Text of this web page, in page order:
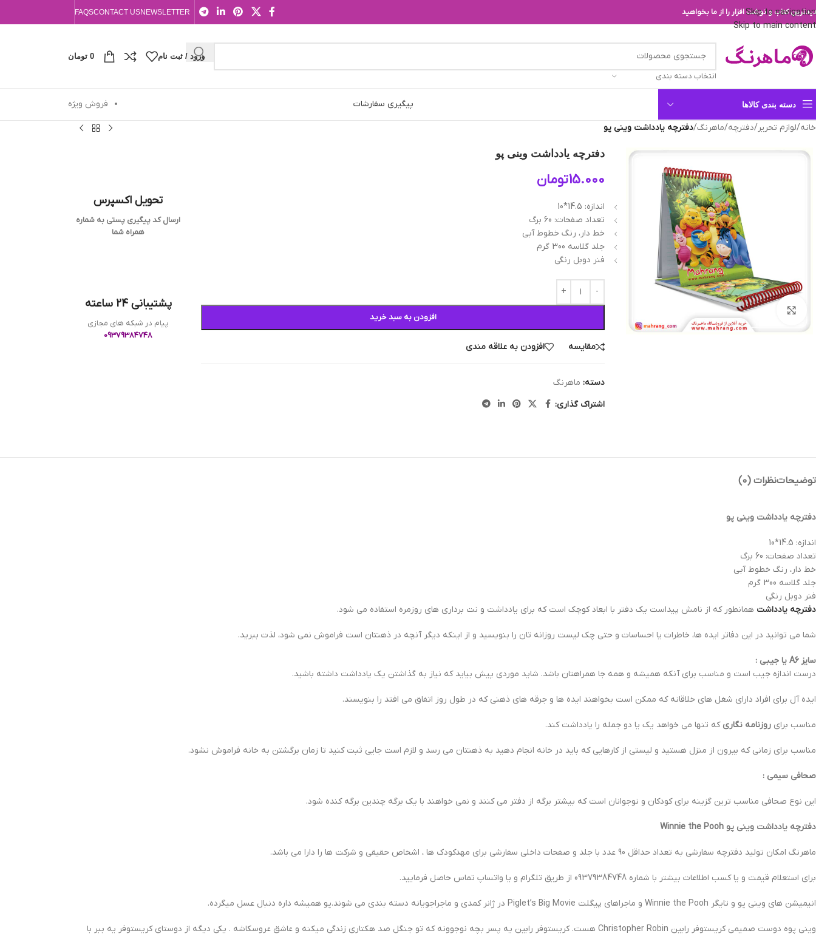
Skip to navigation
Skip to main content
کتاب و نوشت افزار را از ما بخواهید NEWSLETTER
CONTACT US
FAQS
انتخاب دسته بندی
ورود / ثبت نام 0 تومان
دسته بندی کالاها پیگیری سفارشات فروش ویژه
خانه/لوازم تحریر/دفترچه/ماهرنگ/دفترچه یادداشت وینی پو
بزرگنمایی تصویر
دفترچه یادداشت وینی پو
15.000تومان
اندازه: 14.5*10
تعداد صفحات: 60 برگ
خط دار، رنگ خطوط آبی
جلد گلاسه 300 گرم
فنر دوبل رنگی
افزودن به سبد خرید
مقایسه افزودن به علاقه مندی
دسته: ماهرنگ
اشتراک گذاری:
تحویل اکسپرس
ارسال کد پیگیری پستی به شماره
همراه شما
پشتیبانی 24 ساعته
پیام در شبکه های مجازی
09379384748
توضیحاتنظرات (0)
دفترچه یادداشت وینی پو
اندازه: 14.5*10
تعداد صفحات: 60 برگ
خط دار، رنگ خطوط آبی
جلد گلاسه 300 گرم
فنر دوبل رنگی
دفترچه یادداشت همانطور که از نامش پیداست یک دفتر با ابعاد کوچک است که برای یادداشت و نت برداری های روزمره استفاده می شود.
شما می توانید در این دفاتر ایده ها، خاطرات یا احساسات و حتی چک لیست روزانه تان را بنویسید و از اینکه دیگر آنچه در ذهنتان است فراموش نمی شود، لذت ببرید.
سایز A6 یا جیبی :
درست اندازه جیب است و مناسب برای آنکه همیشه و همه جا همراهتان باشد. شاید موردی پیش بیاید که نیاز به گذاشتن یک یادداشت داشته باشید.
ایده آل برای افراد دارای شغل های خلاقانه که ممکن است بخواهند ایده ها و جرقه های ذهنی که در طول روز اتفاق می افتد را بنویسند.
مناسب برای روزنامه نگاری که تنها می خواهد یک یا دو جمله را یادداشت کند.
مناسب برای زمانی که بیرون از منزل هستید و لیستی از کارهایی که باید در خانه انجام دهید به ذهنتان می رسد و لازم است جایی ثبت کنید تا زمان برگشتن به خانه فراموش نشود.
صحافی سیمی :
این نوع صحافی مناسب ترین گزینه برای کودکان و نوجوانان است که بیشتر برگه از دفتر می کنند و نمی خواهند با یک برگه چندین برگه کنده شود.
دفترچه یادداشت وینی پو Winnie the Pooh
ماهرنگ امکان تولید دفترچه سفارشی به تعداد حداقل 90 عدد با جلد و صفحات داخلی سفارشی برای مهدکودک ها ، اشخاص حقیقی و شرکت ها را دارا می باشد.
برای استعلام قیمت و یا کسب اطلاعات بیشتر با شماره 09379384748 از طریق تلگرام و یا واتساپ تماس حاصل فرمایید.
انیمیشن های وینی پو و تایگر Winnie the Pooh و ماجراهای پیگلت Piglet’s Big Movie در ژانر کمدی و ماجراجویانه دسته بندی می شوند.پو همیشه داره دنبال عسل میگرده.
وینی پوه دوست صمیمی کریستوفر رابین Christopher Robin هست. کریستوفر رابین یه پسر بچه نوجوونه که تو جنگل صد هکتاری زندگی میکنه و عاشق عروسکاشه . یکی دیگه از دوستای کریستوفر یه ببر با